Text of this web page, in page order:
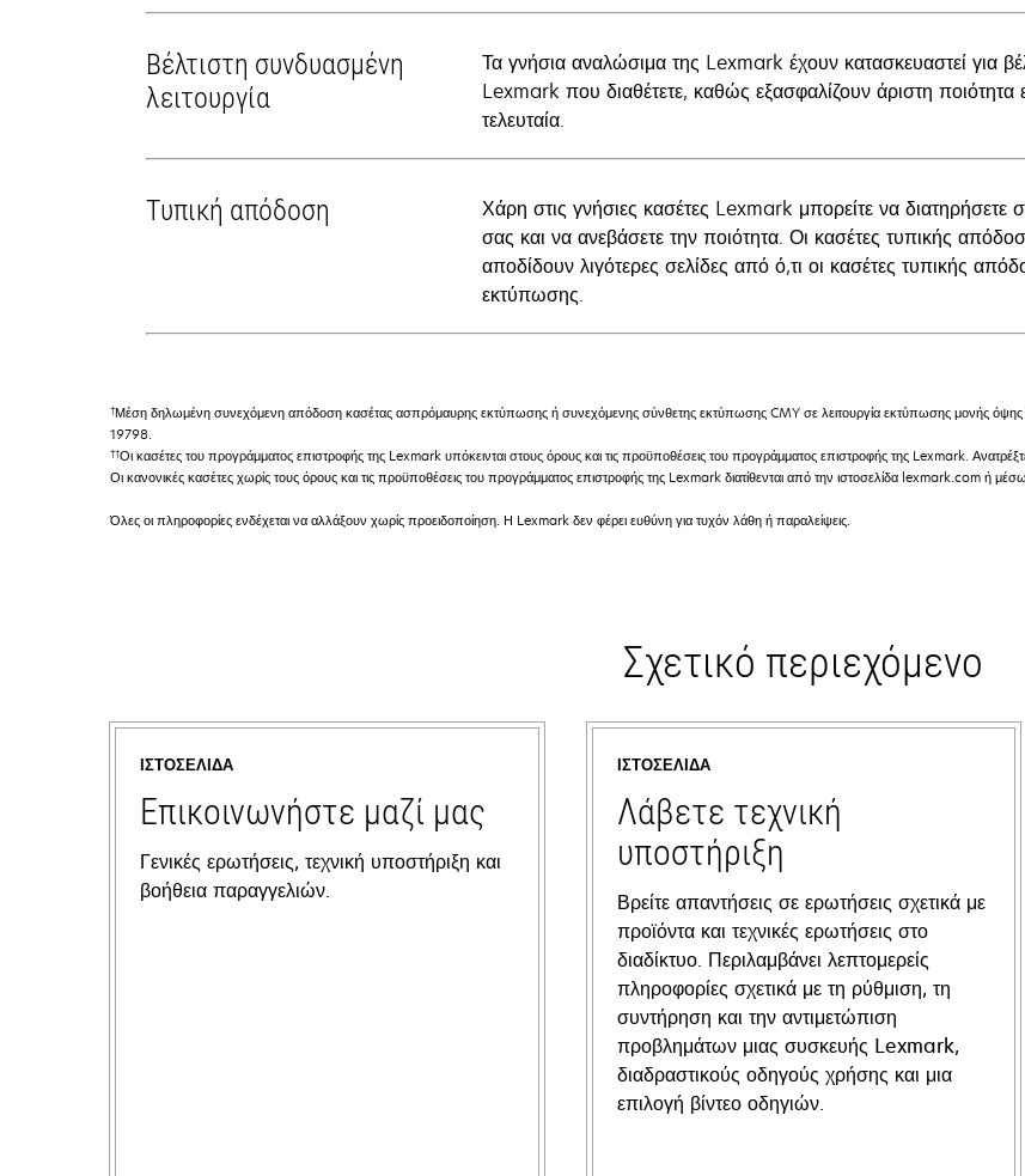
Βέλτιστη συνδυασμένη
λειτουργία
Τα γνήσια αναλώσιμα της Lexmark έχουν κατασκευαστεί για
Lexmark που διαθέτετε, καθώς εξασφαλίζουν άριστη
τελευταία.
Τυπική απόδοση
Χάρη στις γνήσιες κασέτες Lexmark μπορείτε να διατηρήσετε
σας και να ανεβάσετε την ποιότητα. Οι κασέτες τυπικής
αποδίδουν λιγότερες σελίδες από ό,τι οι κασέτες τυπικής
εκτύπωσης.
†Μέση δηλωμένη συνεχόμενη απόδοση κασέτας ασπρόμαυρης εκτύπωσης ή συνεχόμενης σύνθετης εκτύπωσης CMY σε λειτουργία εκτύπωσης μονής
19798.
††Οι κασέτες του προγράμματος επιστροφής της Lexmark υπόκεινται στους όρους και τις προϋποθέσεις του προγράμματος επιστροφής της Lexmark.
Οι κανονικές κασέτες χωρίς τους όρους και τις προϋποθέσεις του προγράμματος επιστροφής της Lexmark διατίθενται από την ιστοσελίδα lexmark.com ή
Όλες οι πληροφορίες ενδέχεται να αλλάξουν χωρίς προειδοποίηση. Η Lexmark δεν φέρει ευθύνη για τυχόν λάθη ή παραλείψεις.
Σχετικό περιεχόμενο
ΙΣΤΟΣΕΛΊΔΑ
Επικοινωνήστε μαζί μας
Γενικές ερωτήσεις, τεχνική υποστήριξη και
βοήθεια παραγγελιών.
ΙΣΤΟΣΕΛΊΔΑ
Λάβετε τεχνική
υποστήριξη
Βρείτε απαντήσεις σε ερωτήσεις σχετικά με
προϊόντα και τεχνικές ερωτήσεις στο
διαδίκτυο. Περιλαμβάνει λεπτομερείς
πληροφορίες σχετικά με τη ρύθμιση, τη
συντήρηση και την αντιμετώπιση
προβλημάτων μιας συσκευής Lexmark,
διαδραστικούς οδηγούς χρήσης και μια
επιλογή βίντεο οδηγιών.